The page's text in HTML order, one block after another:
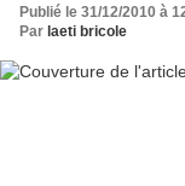
Publié le 31/12/2010 à
Par laeti bricole